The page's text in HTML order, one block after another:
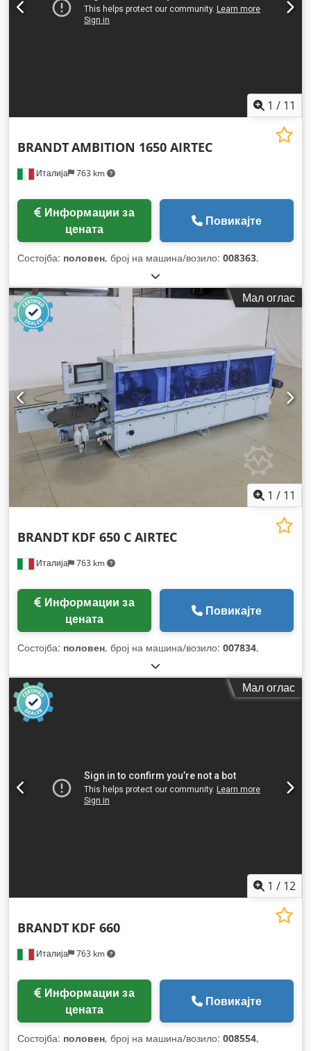
1 / 11
Италија 763 km
BRANDTAMBITION 1650 AIRTEC
цената
Повикајте
Состојба: половен, број на машина/возило: 008363,
Мал оглас
1 / 11
Италија 763 km
BRANDT KDF 650 C AIRTEC
цената
Повикајте
Состојба: половен, број на машина/возило: 007834,
Мал оглас
1 / 12
Италија 763 km
BRANDT KDF 660
цената
Повикајте
Состојба: половен, број на машина/возило: 008554,